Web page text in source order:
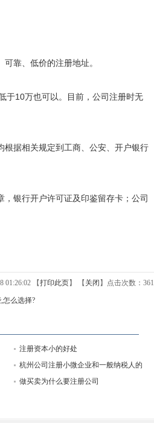
靠、低价的注册地址。
于10万也可以。目前，公司注册时无
据相关规定到工商、公安、开户银行
银行开户许可证及印鉴留存卡；公司
点击次数： 361
01:26:02 【打印此页】 【 关闭 】
怎么选择?
注册资本小的好处
杭州公司注册小微企业和一般纳税人的
差别
做买卖为什么要注册公司